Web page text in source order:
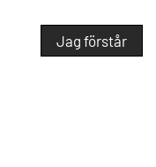
Jag förstår